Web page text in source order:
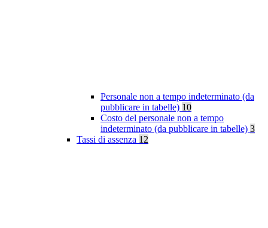
Personale non a tempo indeterminato (da
pubblicare in tabelle) 10
Costo del personale non a tempo
indeterminato (da pubblicare in tabelle) 3
Tassi di assenza 12